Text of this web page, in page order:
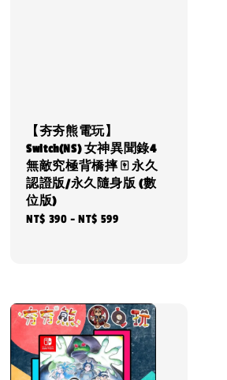
【夯夯熊電玩】
Switch(NS) 女神異聞錄4
無敵究極背橋摔 🀄 永久
認證版/永久隨身版 (數
位版)
Regular
NT$ 390 -NT$ 599